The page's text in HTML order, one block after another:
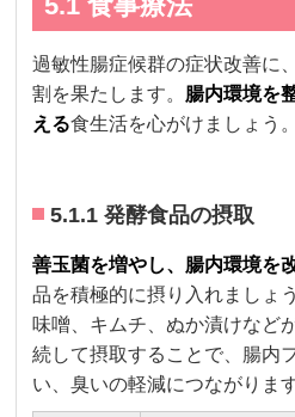
過敏性腸症候群の症状改善に
割を果たします。 腸内環境を
える食生活を心がけましょう。
5.1.1 発酵食品の摂取
善玉菌を増やし、腸内環境を
品を積極的に摂り入れましょ
味噌、キムチ、ぬか漬けなど
続して摂取することで、腸内
い、臭いの軽減につながります